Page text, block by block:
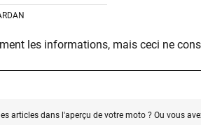
les informations, mais ceci ne
articles dans l'aperçu de votre moto ? Ou vous